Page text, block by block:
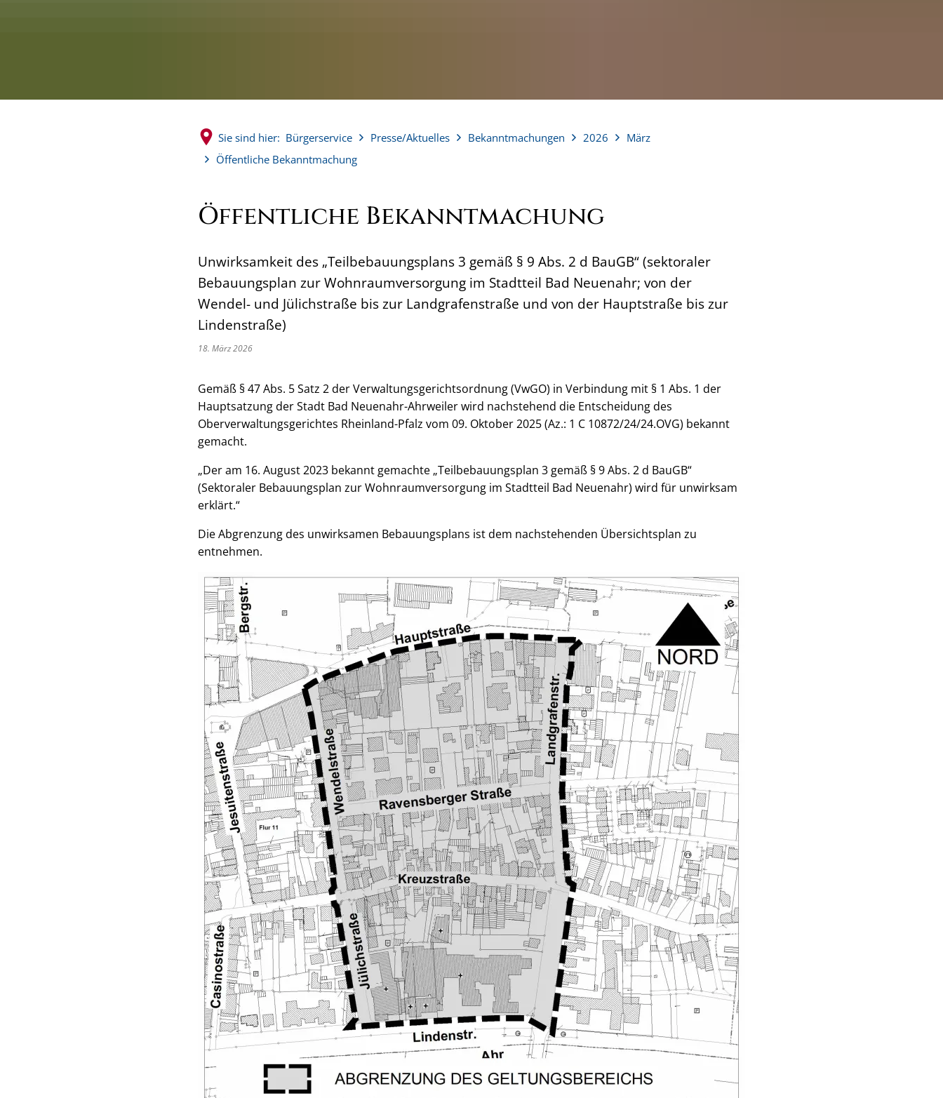
Sie sind hier: Bürgerservice Presse/Aktuelles Bekanntmachungen 2026
März
Öffentliche Bekanntmachung
Öffentliche Bekanntmachung
Unwirksamkeit des „Teilbebauungsplans 3 gemäß § 9 Abs. 2 d BauGB“ (sektoraler
Bebauungsplan zur Wohnraumversorgung im Stadtteil Bad Neuenahr; von der
Wendel- und Jülichstraße bis zur Landgrafenstraße und von der Hauptstraße bis zur
Lindenstraße)
18. März 2026
Gemäß § 47 Abs. 5 Satz 2 der Verwaltungsgerichtsordnung (VwGO) in Verbindung mit § 1 Abs. 1 der
Hauptsatzung der Stadt Bad Neuenahr-Ahrweiler wird nachstehend die Entscheidung des
Oberverwaltungsgerichtes Rheinland-Pfalz vom 09. Oktober 2025 (Az.: 1 C 10872/24/24.OVG) bekannt
gemacht.
„Der am 16. August 2023 bekannt gemachte „Teilbebauungsplan 3 gemäß § 9 Abs. 2 d BauGB“
(Sektoraler Bebauungsplan zur Wohnraumversorgung im Stadtteil Bad Neuenahr) wird für unwirksam
erklärt.“
Die Abgrenzung des unwirksamen Bebauungsplans ist dem nachstehenden Übersichtsplan zu
entnehmen.